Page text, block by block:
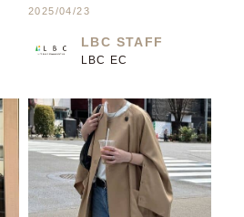
2025/04/23
LBC STAFF
LBC EC